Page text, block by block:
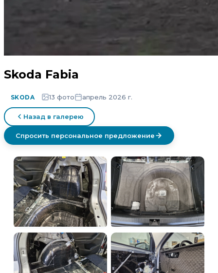
Skoda Fabia
SKODA 13 фото апрель 2026 г.
Назад в галерею
Спросить персональное предложение